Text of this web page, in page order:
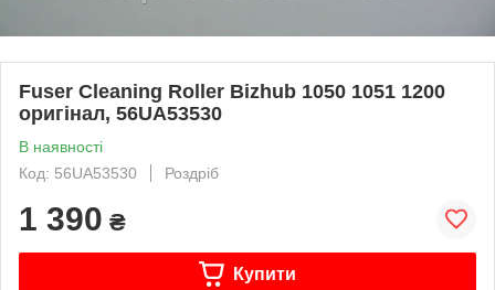
Fuser Cleaning Roller Bizhub 1050 1051 1200
оригінал, 56UA53530
В наявності
Код: 56UA53530
Роздріб
1 390 ₴
Купити